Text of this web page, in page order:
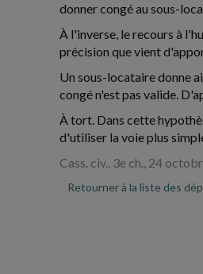
donner congé au sous-
À l'inverse, le recours à
précision que vient
Un sous-locataire donne
congé n'est pas valide.
À tort. Dans cette
d'utiliser la voie plus
Cass. civ., 3e ch., 24
Retourner à la liste des